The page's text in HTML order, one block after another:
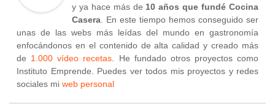
y ya hace más de 10 años que fundé Cocina
Casera. En este tiempo hemos conseguido ser
unas de las webs más leídas del mundo en gastronomía
enfocándonos en el contenido de alta calidad y creado más
de 1.000 vídeo recetas. He fundado otros proyectos como
Instituto Emprende. Puedes ver todos mis proyectos y redes
sociales mi web personal